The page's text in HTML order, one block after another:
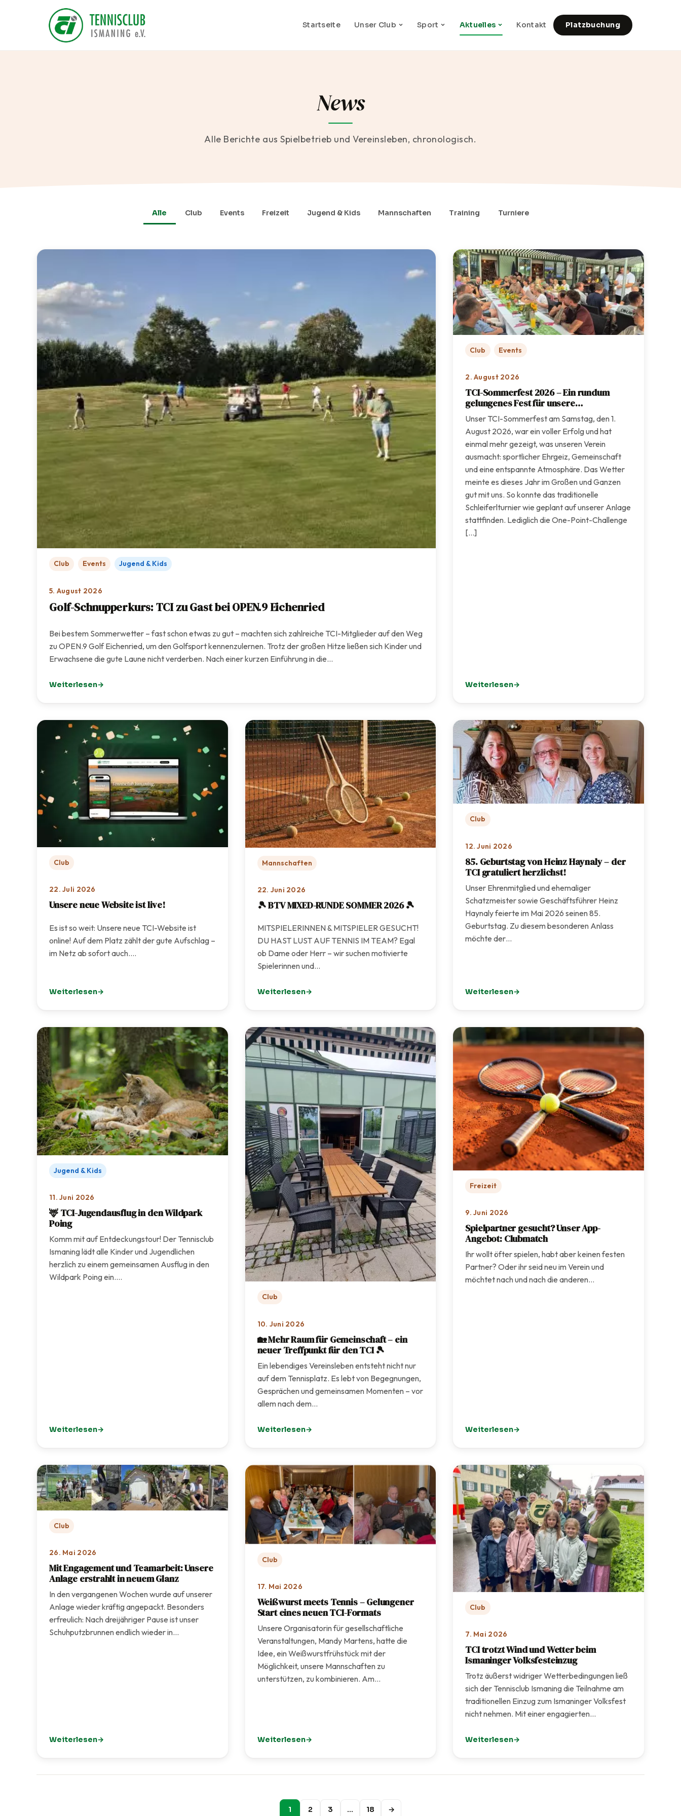
Startseite Unser Club Sport Aktuelles Kontakt Platzbuchung
News
Alle Berichte aus Spielbetrieb und Vereinsleben, chronologisch.
Alle Club Events Freizeit Jugend & Kids Mannschaften Training Turniere
Club Events Jugend & Kids
5. August 2026
Golf-Schnupperkurs: TCI zu Gast bei OPEN.9 Eichenried
Bei bestem Sommerwetter – fast schon etwas zu gut – machten sich zahlreiche TCI-Mitglieder auf den Weg
zu OPEN.9 Golf Eichenried, um den Golfsport kennenzulernen. Trotz der großen Hitze ließen sich Kinder und
Erwachsene die gute Laune nicht verderben. Nach einer kurzen Einführung in die…
Weiterlesen
: Golf-Schnupperkurs: TCI zu Gast bei OPEN.9 Eichenried
Club Events
2. August 2026
TCI-Sommerfest 2026 – Ein rundum
gelungenes Fest für unsere
Vereinsgemeinschaft
Unser TCI-Sommerfest am Samstag, den 1.
August 2026, war ein voller Erfolg und hat
einmal mehr gezeigt, was unseren Verein
ausmacht: sportlicher Ehrgeiz, Gemeinschaft
und eine entspannte Atmosphäre. Das Wetter
meinte es dieses Jahr im Großen und Ganzen
gut mit uns. So konnte das traditionelle
Schleiferlturnier wie geplant auf unserer Anlage
stattfinden. Lediglich die One-Point-Challenge
[…]
Weiterlesen
: TCI-Sommerfest 2026 – Ein rundum gelungenes Fest
Club
22. Juli 2026
Unsere neue Website ist live!
Es ist so weit: Unsere neue TCI-Website ist
online! Auf dem Platz zählt der gute Aufschlag –
im Netz ab sofort auch.…
Weiterlesen
: Unsere neue Website ist live!
Mannschaften
22. Juni 2026
🎾 BTV MIXED-RUNDE SOMMER 2026 🎾
MITSPIELERINNEN & MITSPIELER GESUCHT!
DU HAST LUST AUF TENNIS IM TEAM? Egal
ob Dame oder Herr – wir suchen motivierte
Spielerinnen und…
Weiterlesen
: 🎾 BTV MIXED-RUNDE SOMMER 2026 🎾
Club
12. Juni 2026
85. Geburtstag von Heinz Haynaly – der
TCI gratuliert herzlichst!
Unser Ehrenmitglied und ehemaliger
Schatzmeister sowie Geschäftsführer Heinz
Haynaly feierte im Mai 2026 seinen 85.
Geburtstag. Zu diesem besonderen Anlass
möchte der…
Weiterlesen
: 85. Geburtstag von Heinz Haynaly – der TCI gratuliert
Jugend & Kids
11. Juni 2026
🦌 TCI-Jugendausflug in den Wildpark
Poing
Komm mit auf Entdeckungstour! Der Tennisclub
Ismaning lädt alle Kinder und Jugendlichen
herzlich zu einem gemeinsamen Ausflug in den
Wildpark Poing ein.…
Weiterlesen
: 🦌 TCI-Jugendausflug in den Wildpark Poing
Club
10. Juni 2026
🏡 Mehr Raum für Gemeinschaft – ein
neuer Treffpunkt für den TCI 🎾
Ein lebendiges Vereinsleben entsteht nicht nur
auf dem Tennisplatz. Es lebt von Begegnungen,
Gesprächen und gemeinsamen Momenten – vor
allem nach dem…
Weiterlesen
: 🏡 Mehr Raum für Gemeinschaft – ein neuer Treffpunkt für den TCI 🎾
Freizeit
9. Juni 2026
Spielpartner gesucht? Unser App-
Angebot: Clubmatch
Ihr wollt öfter spielen, habt aber keinen festen
Partner? Oder ihr seid neu im Verein und
möchtet nach und nach die anderen…
Weiterlesen
: Spielpartner gesucht? Unser App-Angebot: Clubmatch
Club
26. Mai 2026
Mit Engagement und Teamarbeit: Unsere
Anlage erstrahlt in neuem Glanz
In den vergangenen Wochen wurde auf unserer
Anlage wieder kräftig angepackt. Besonders
erfreulich: Nach dreijähriger Pause ist unser
Schuhputzbrunnen endlich wieder in…
Weiterlesen
: Mit Engagement und Teamarbeit: Unsere Anlage erstrahlt in neuem Glanz
Club
17. Mai 2026
Weißwurst meets Tennis – Gelungener
Start eines neuen TCI-Formats
Unsere Organisatorin für gesellschaftliche
Veranstaltungen, Mandy Martens, hatte die
Idee, ein Weißwurstfrühstück mit der
Möglichkeit, unsere Mannschaften zu
unterstützen, zu kombinieren. Am…
Weiterlesen
: Weißwurst meets Tennis – Gelungener Start eines neuen TCI-Formats
Club
7. Mai 2026
TCI trotzt Wind und Wetter beim
Ismaninger Volksfesteinzug
Trotz äußerst widriger Wetterbedingungen ließ
sich der Tennisclub Ismaning die Teilnahme am
traditionellen Einzug zum Ismaninger Volksfest
nicht nehmen. Mit einer engagierten…
Weiterlesen
: TCI trotzt Wind und Wetter beim Ismaninger
1 2 3 … 18 →